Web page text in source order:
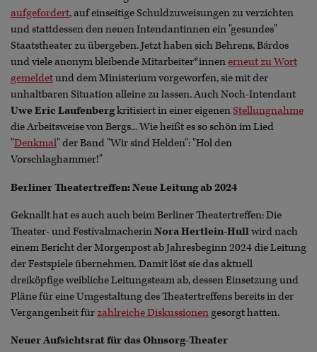
aufgefordert, auf einseitige Schuldzuweisungen zu verzichten
und stattdessen den neuen Intendantinnen ein "gesundes"
Staatstheater zu übergeben. Jetzt haben sich Behrens, Bárdos
und viele anonym bleibende Mitarbeiter*innenerneut zu Wort
gemeldetund dem Ministerium vorgeworfen, sie mit der
unhaltbaren Situation alleine zu lassen. Auch Noch-Intendant
Uwe Eric Laufenbergkritisiert in einer eigenenStellungnahme
die Arbeitsweise von Bergs... Wie heißt es so schön im Lied
"Denkmal" der Band "Wir sind Helden": "Hol den
Vorschlaghammer!"
Berliner Theatertreffen: Neue Leitung ab 2024
Geknallt hat es auch auch beim Berliner Theatertreffen: Die
Theater- und FestivalmacherinNora Hertlein-Hullwird nach
einem Bericht der Morgenpost ab Jahresbeginn 2024 die Leitung
der Festspiele übernehmen. Damit löst sie das aktuell
dreiköpfige weibliche Leitungsteam ab, dessen Einsetzung und
Pläne für eine Umgestaltung des Theatertreffens bereits in der
Vergangenheit fürzahlreiche Diskussionengesorgt hatten.
Neuer Aufsichtsrat für das Ohnsorg-Theater